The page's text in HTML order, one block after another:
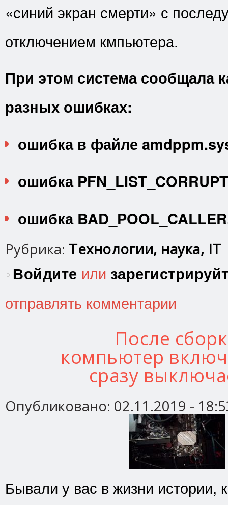
«синий экран смерти» с
отключением кмпьютера.
При этом система сообщала
разных ошибках:
ошибка в файле
ошибка
ошибка
Рубрика: Технологии, наука, IT
Войдите или
отправлять комментарии
После
компьютер
сразу
Опубликовано: 02.11.2019 -
Бывали у вас в жизни истории,